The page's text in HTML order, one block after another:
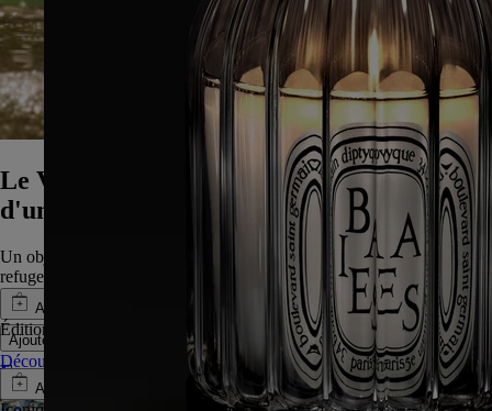
Ajouter au panier
Édition limitée estivale
Eau des Sens - Eau de toilette
Ajouter au panier
Le Vase Médicis, dans le vert profond
d'une pinède chaleureuse
Un objet d'art en cire de saison. Son vert forêt profond évoque le
refuge de l'ombre sous les pins parasols par un après-midi d'été. Une
exclusivité diptyqueparis.com.
Ajouter au panier CA $196
Découvrez le vase